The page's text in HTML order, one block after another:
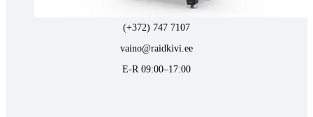
Tähe 127E, Tartu
(+372) 747 7107
vaino@raidkivi.ee
E-R 09:00–17:00